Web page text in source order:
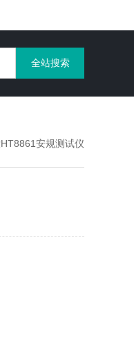
安规测试仪